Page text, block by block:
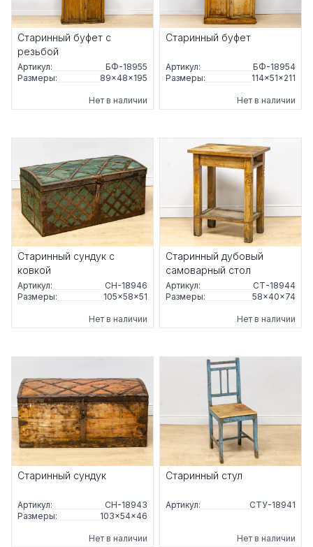
Старинный буфет с
резьбой
Артикул:
БФ-18955
Размеры:
89×48×195
Нет в наличии
Старинный буфет
Артикул:
БФ-18954
Размеры:
114×51×211
Нет в наличии
Старинный сундук с
ковкой
Артикул:
СН-18946
Размеры:
105×58×51
Нет в наличии
Старинный дубовый
самоварный стол
Артикул:
СТ-18944
Размеры:
58×40×74
Нет в наличии
Старинный сундук
Артикул:
СН-18943
Размеры:
103×54×46
Нет в наличии
Старинный стул
Артикул: СТУ-18941
Нет в наличии